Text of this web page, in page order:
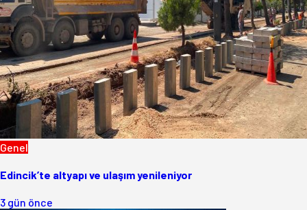
Genel
Edincik’te altyapı ve ulaşım yenileniyor
3 gün önce